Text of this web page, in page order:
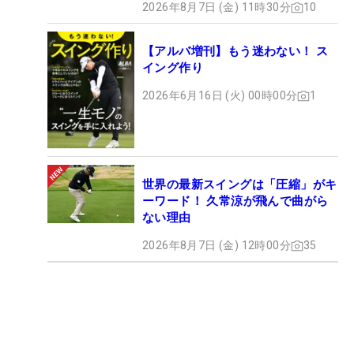
2026年8月7日 (金) 11時30分 10
【アルバ増刊】もう迷わない！ ス
イング作り
2026年6月16日 (火) 00時00分 1
世界の最新スイングは「圧縮」がキ
ーワード！ 久常涼が飛んで曲がら
ない理由
2026年8月7日 (金) 12時00分 35